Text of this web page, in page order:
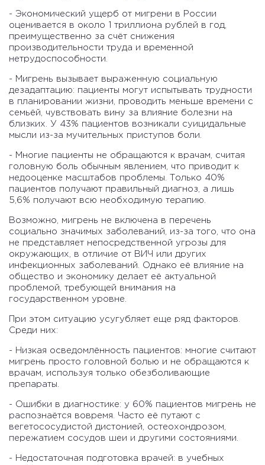
- Экономический ущерб от мигрени в России
оценивается в около 1 триллиона рублей в год,
преимущественно за счёт снижения
производительности труда и временной
нетрудоспособности.
- Мигрень вызывает выраженную социальную
дезадаптацию: пациенты могут испытывать трудности
в планировании жизни, проводить меньше времени с
семьёй, чувствовать вину за влияние болезни на
близких. У 43% пациентов возникали суицидальные
мысли из-за мучительных приступов боли.
- Многие пациенты не обращаются к врачам, считая
головную боль обычным явлением, что приводит к
недооценке масштабов проблемы. Только 40%
пациентов получают правильный диагноз, а лишь
5,6% получают всю необходимую терапию.
Возможно, мигрень не включена в перечень
социально значимых заболеваний, из-за того, что она
не представляет непосредственной угрозы для
окружающих, в отличие от ВИЧ или других
инфекционных заболеваний. Однако её влияние на
общество и экономику делает её актуальной
проблемой, требующей внимания на
государственном уровне.
При этом ситуацию усугубляет еще ряд факторов.
Среди них:
- Низкая осведомлённость пациентов: многие считают
мигрень просто головной болью и не обращаются к
врачам, используя только обезболивающие
препараты.
- Ошибки в диагностике: у 60% пациентов мигрень не
распознаётся вовремя. Часто её путают с
вегетососудистой дистонией, остеохондрозом,
пережатием сосудов шеи и другими состояниями.
- Недостаточная подготовка врачей: в учебных